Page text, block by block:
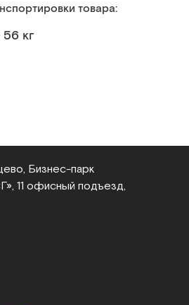
товара:
кг
Бизнес‑парк
11 офисный подъезд,